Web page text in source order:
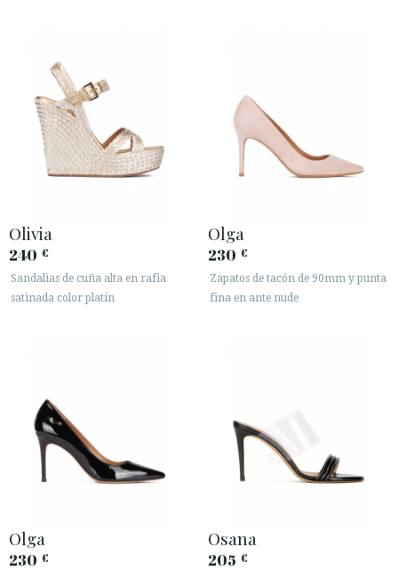
Olivia
240 €
Sandalias de cuña alta en rafia
satinada color platín
Olga
230 €
Zapatos de tacón de 90mm y punta
fina en ante nude
Olga
230 €
Osana
205 €